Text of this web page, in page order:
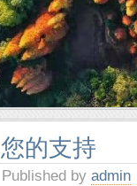
您的支持
Published by admin